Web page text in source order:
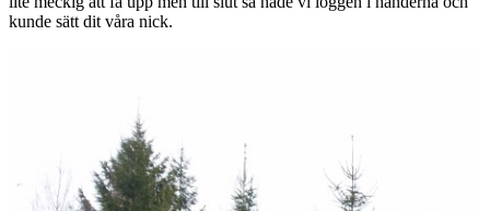
kunde sätt dit våra nick.